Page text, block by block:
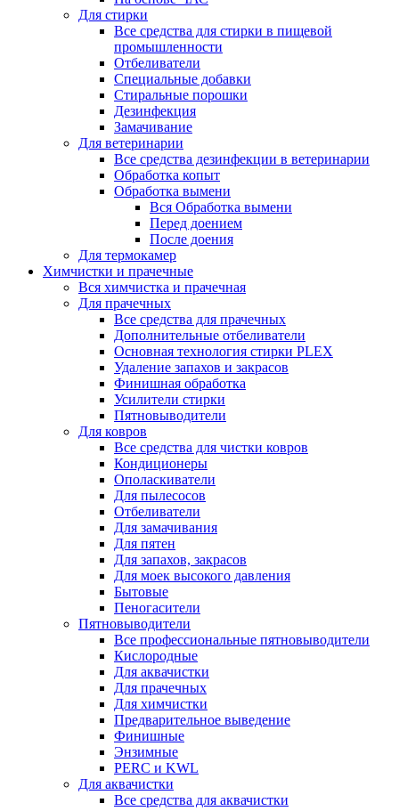
Для стирки
Все средства для стирки в пищевой
промышленности
Отбеливатели
Специальные добавки
Стиральные порошки
Дезинфекция
Замачивание
Для ветеринарии
Все средства дезинфекции в ветеринарии
Обработка копыт
Обработка вымени
Вся Обработка вымени
Перед доением
После доения
Для термокамер
Химчистки и прачечные
Вся химчистка и прачечная
Для прачечных
Все средства для прачечных
Дополнительные отбеливатели
Основная технология стирки PLEX
Удаление запахов и закрасов
Финишная обработка
Усилители стирки
Пятновыводители
Для ковров
Все средства для чистки ковров
Кондиционеры
Ополаскиватели
Для пылесосов
Отбеливатели
Для замачивания
Для пятен
Для запахов, закрасов
Для моек высокого давления
Бытовые
Пеногасители
Пятновыводители
Все профессиональные пятновыводители
Кислородные
Для аквачистки
Для прачечных
Для химчистки
Предварительное выведение
Финишные
Энзимные
PERC и KWL
Для аквачистки
Все средства для аквачистки